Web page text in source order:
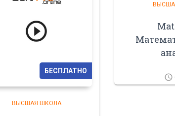
БЕСПЛАТНО
ВЫСШАЯ ШКОЛА
schedule